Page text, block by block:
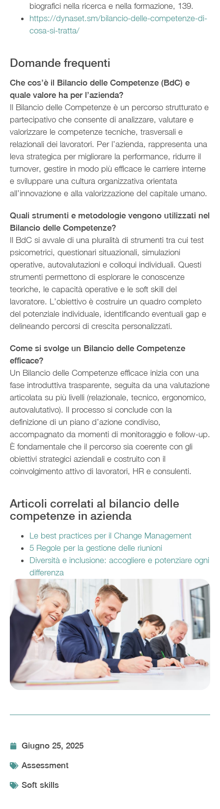
biografici nella ricerca e nella formazione, 139.
https://dynaset.sm/bilancio-delle-competenze-di-
cosa-si-tratta/
Domande frequenti
Che cos’è il Bilancio delle Competenze (BdC) e
quale valore ha per l’azienda?
Il Bilancio delle Competenze è un percorso strutturato e
partecipativo che consente di analizzare, valutare e
valorizzare le competenze tecniche, trasversali e
relazionali dei lavoratori. Per l’azienda, rappresenta una
leva strategica per migliorare la performance, ridurre il
turnover, gestire in modo più efficace le carriere interne
e sviluppare una cultura organizzativa orientata
all’innovazione e alla valorizzazione del capitale umano.
Quali strumenti e metodologie vengono utilizzati nel
Bilancio delle Competenze?
Il BdC si avvale di una pluralità di strumenti tra cui test
psicometrici, questionari situazionali, simulazioni
operative, autovalutazioni e colloqui individuali. Questi
strumenti permettono di esplorare le conoscenze
teoriche, le capacità operative e le soft skill del
lavoratore. L’obiettivo è costruire un quadro completo
del potenziale individuale, identificando eventuali gap e
delineando percorsi di crescita personalizzati.
Come si svolge un Bilancio delle Competenze
efficace?
Un Bilancio delle Competenze efficace inizia con una
fase introduttiva trasparente, seguita da una valutazione
articolata su più livelli (relazionale, tecnico, ergonomico,
autovalutativo). Il processo si conclude con la
definizione di un piano d’azione condiviso,
accompagnato da momenti di monitoraggio e follow-up.
È fondamentale che il percorso sia coerente con gli
obiettivi strategici aziendali e costruito con il
coinvolgimento attivo di lavoratori, HR e consulenti.
Articoli correlati al bilancio delle
competenze in azienda
Le best practices per il Change Management
5 Regole per la gestione delle riunioni
Diversità e inclusione: accogliere e potenziare ogni
differenza
Giugno 25, 2025
Assessment
Soft skills